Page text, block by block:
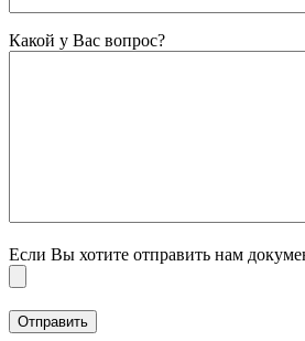
Какой у Вас вопрос?
Если Вы хотите отправить нам